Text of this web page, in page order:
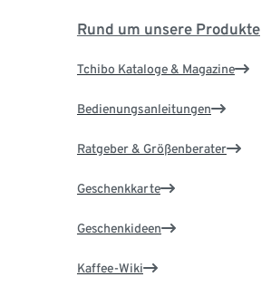
Rund um unsere Produkte
Tchibo Kataloge & Magazine
Bedienungsanleitungen
Ratgeber & Größenberater
Geschenkkarte
Geschenkideen
Kaffee-Wiki